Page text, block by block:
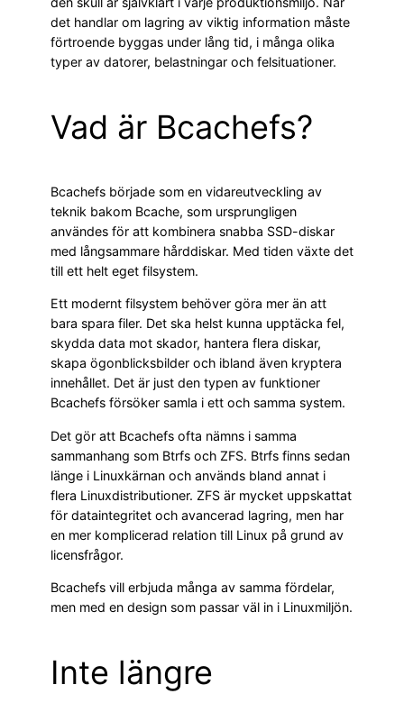
det handlar om lagring av viktig information måste
förtroende byggas under lång tid, i många olika
typer av datorer, belastningar och felsituationer.
Vad är Bcachefs?
Bcachefs började som en vidareutveckling av
teknik bakom Bcache, som ursprungligen
användes för att kombinera snabba SSD-diskar
med långsammare hårddiskar. Med tiden växte det
till ett helt eget filsystem.
Ett modernt filsystem behöver göra mer än att
bara spara filer. Det ska helst kunna upptäcka fel,
skydda data mot skador, hantera flera diskar,
skapa ögonblicksbilder och ibland även kryptera
innehållet. Det är just den typen av funktioner
Bcachefs försöker samla i ett och samma system.
Det gör att Bcachefs ofta nämns i samma
sammanhang som Btrfs och ZFS. Btrfs finns sedan
länge i Linuxkärnan och används bland annat i
flera Linuxdistributioner. ZFS är mycket uppskattat
för dataintegritet och avancerad lagring, men har
en mer komplicerad relation till Linux på grund av
licensfrågor.
Bcachefs vill erbjuda många av samma fördelar,
men med en design som passar väl in i Linuxmiljön.
Inte längre